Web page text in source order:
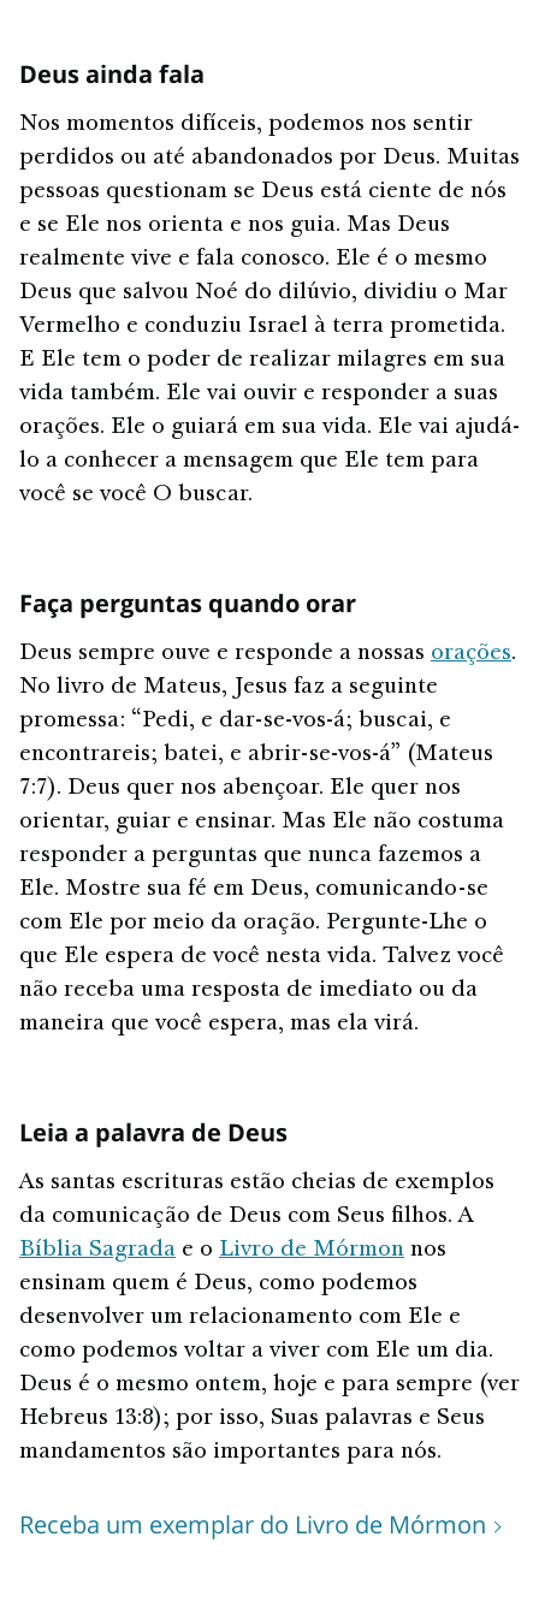
Deus ainda fala
Nos momentos difíceis, podemos nos sentir
perdidos ou até abandonados por Deus. Muitas
pessoas questionam se Deus está ciente de nós
e se Ele nos orienta e nos guia. Mas Deus
realmente vive e fala conosco. Ele é o mesmo
Deus que salvou Noé do dilúvio, dividiu o Mar
Vermelho e conduziu Israel à terra prometida.
E Ele tem o poder de realizar milagres em sua
vida também. Ele vai ouvir e responder a suas
orações. Ele o guiará em sua vida. Ele vai ajudá-
lo a conhecer a mensagem que Ele tem para
você se você O buscar.
Faça perguntas quando orar
Deus sempre ouve e responde a nossas orações.
No livro de Mateus, Jesus faz a seguinte
promessa: “Pedi, e dar-se-vos-á; buscai, e
encontrareis; batei, e abrir-se-vos-á” (Mateus
7:7). Deus quer nos abençoar. Ele quer nos
orientar, guiar e ensinar. Mas Ele não costuma
responder a perguntas que nunca fazemos a
Ele. Mostre sua fé em Deus, comunicando-se
com Ele por meio da oração. Pergunte-Lhe o
que Ele espera de você nesta vida. Talvez você
não receba uma resposta de imediato ou da
maneira que você espera, mas ela virá.
Leia a palavra de Deus
As santas escrituras estão cheias de exemplos
da comunicação de Deus com Seus filhos. A
Bíblia Sagrada e o Livro de Mórmon nos
ensinam quem é Deus, como podemos
desenvolver um relacionamento com Ele e
como podemos voltar a viver com Ele um dia.
Deus é o mesmo ontem, hoje e para sempre (ver
Hebreus 13:8); por isso, Suas palavras e Seus
mandamentos são importantes para nós.
Receba um exemplar do Livro de Mórmon